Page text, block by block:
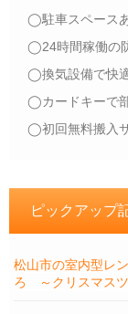
◯駐車スペース
◯24時間稼働の
◯換気設備で快
◯カードキーで
◯初回無料搬入
ピックアップ
松山市の室内型レ
ろ ～クリスマスツ